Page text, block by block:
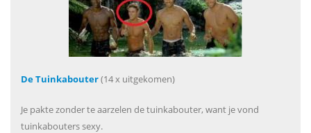
De Tuinkabouter(14 x uitgekomen)
Je pakte zonder te aarzelen de tuinkabouter, want je vond
tuinkabouters sexy.